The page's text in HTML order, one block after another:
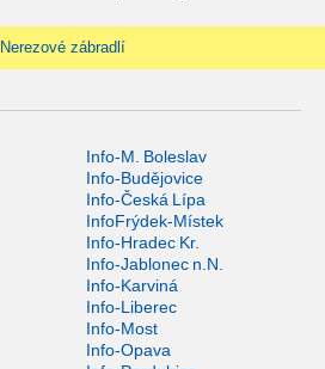
Nerezové zábradlí
Info-M. Boleslav
Info-Budějovice
Info-Česká Lípa
InfoFrýdek-Místek
Info-Hradec Kr.
Info-Jablonec n.N.
Info-Karviná
Info-Liberec
Info-Most
Info-Opava